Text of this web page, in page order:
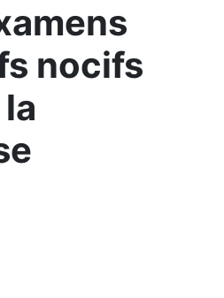
nocifs